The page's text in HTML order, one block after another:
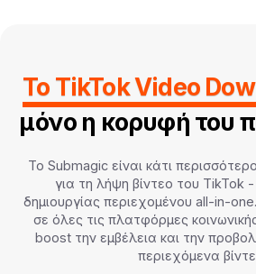
Το TikTok Video
μόνο η κορυφή του
Το Submagic είναι κάτι
για τη λήψη βίντεο του TikTok -
δημιουργίας περιεχομένου all-in-
σε όλες τις πλατφόρμες
boost την εμβέλεια και την
περιεχόμενα